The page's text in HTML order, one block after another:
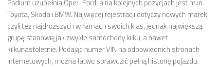
Podium uzupełnia Opel i Ford, a na kolejnych pozycjach jest m.in.
Toyota, Skoda i BMW. Najwięcej rejestracji dotyczy nowych marek,
czyli też najdroższych w ramach swoich klas, jednak największą
grupę stanowią jak zwykle samochody kilku, a nawet
kilkunastoletnie. Podając numer VIN na odpowiednich stronach
internetowych, można łatwo sprawdzić pełną historię pojazdu.